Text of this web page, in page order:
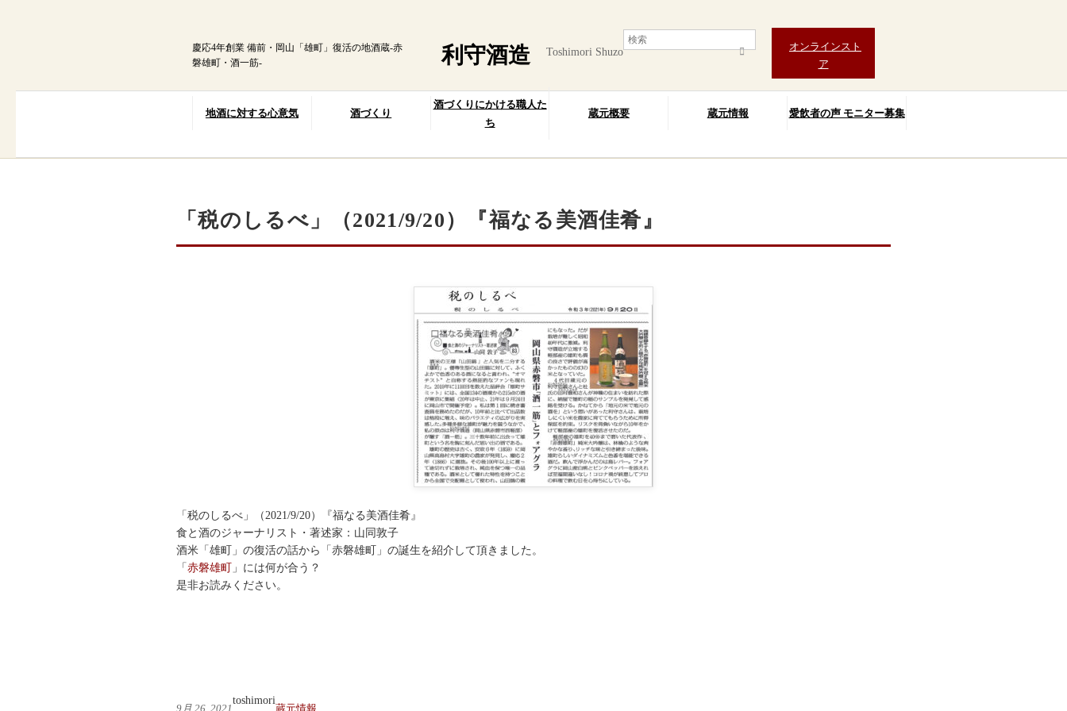
オンラインスト
ア
慶応4年創業 備前・岡山「雄町」復活の地酒蔵-赤
磐雄町・酒一筋-
利守酒造 Toshimori Shuzo
地酒に対する心意気 酒づくり
酒づくりにかける職人た
ち
蔵元概要 蔵元情報 愛飲者の声 モニター募集
「税のしるべ」（2021/9/20）『福なる美酒佳肴』
「税のしるべ」（2021/9/20）『福なる美酒佳肴』
食と酒のジャーナリスト・著述家：山同敦子
酒米「雄町」の復活の話から「赤磐雄町」の誕生を紹介して頂きました。
「 赤磐雄町
」には何が合う？
是非お読みください。
9月 26, 2021
toshimori
蔵元情報